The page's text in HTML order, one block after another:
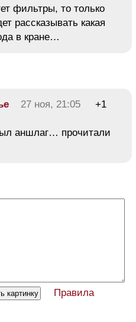
фильтры, то только
рассказывать какая
в кране…
27 ноя, 21:05 +1
аншлаг… прочитали
Правила